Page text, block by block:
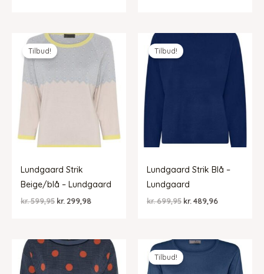
Tilbud!
Lundgaard Strik
Beige/blå – Lundgaard
kr.599,95 Den
kr. 599,95.
kr.299,98Den
kr. 299,98.
Tilbud!
Lundgaard Strik Blå –
Lundgaard
kr.699,95 Den
kr. 699,95.
kr.489,96Den
kr. 489,96.
Tilbud!